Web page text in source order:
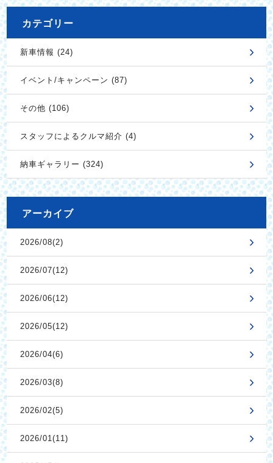
カテゴリー
新車情報 (24)
イベント/キャンペーン (87)
その他 (106)
スタッフによるクルマ紹介 (4)
納車ギャラリー (324)
アーカイブ
2026/08(2)
2026/07(12)
2026/06(12)
2026/05(12)
2026/04(6)
2026/03(8)
2026/02(5)
2026/01(11)